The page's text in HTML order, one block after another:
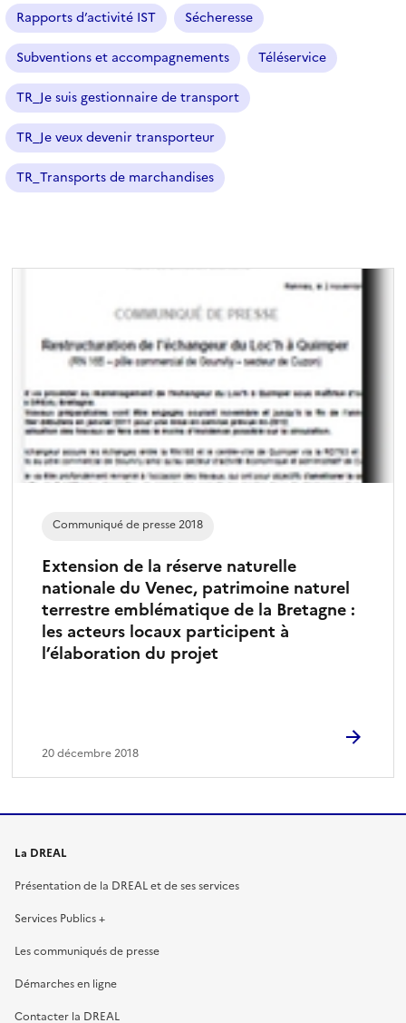
n
é
)
Rapports d’activité IST Sécheresse
Subventions et accompagnements Téléservice
TR_Je suis gestionnaire de transport
TR_Je veux devenir transporteur
TR_Transports de marchandises
Extension de la réserve naturelle
nationale du Venec, patrimoine naturel
terrestre emblématique de la Bretagne :
les acteurs locaux participent à
l’élaboration du projet
Communiqué de presse 2018
20 décembre 2018
La DREAL
Présentation de la DREAL et de ses services
Services Publics +
Les communiqués de presse
Démarches en ligne
Contacter la DREAL